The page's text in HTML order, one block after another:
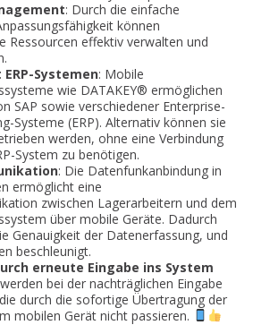
: Durch die einfache
können
Ressourcen effektiv verwalten und
Systemen: Mobile
wie DATAKEY®️ ermöglichen
SAP sowie verschiedener Enterprise-
Systeme (ERP). Alternativ können sie
werden, ohne eine Verbindung
System zu benötigen.
: Die Datenfunkanbindung in
ermöglicht eine
zwischen Lagerarbeitern und dem
über mobile Geräte. Dadurch
Genauigkeit der Datenerfassung, und
beschleunigt.
erneute Eingabe ins System
bei der nachträglichen Eingabe
durch die sofortige Übertragung der
mobilen Gerät nicht passieren.